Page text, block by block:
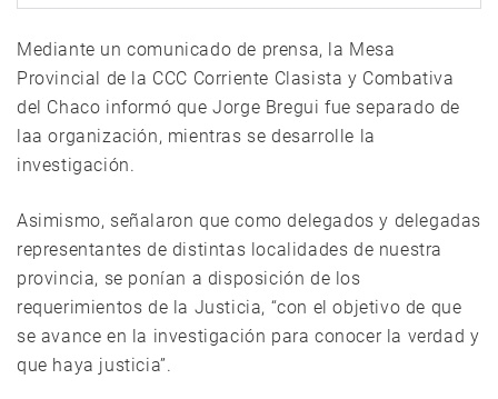
Mediante un comunicado de prensa, la Mesa
Provincial de la CCC Corriente Clasista y Combativa
del Chaco informó que Jorge Bregui fue separado de
laa organización, mientras se desarrolle la
investigación.
Asimismo, señalaron que como delegados y delegadas
representantes de distintas localidades de nuestra
provincia, se ponían a disposición de los
requerimientos de la Justicia, “con el objetivo de que
se avance en la investigación para conocer la verdad y
que haya justicia”.